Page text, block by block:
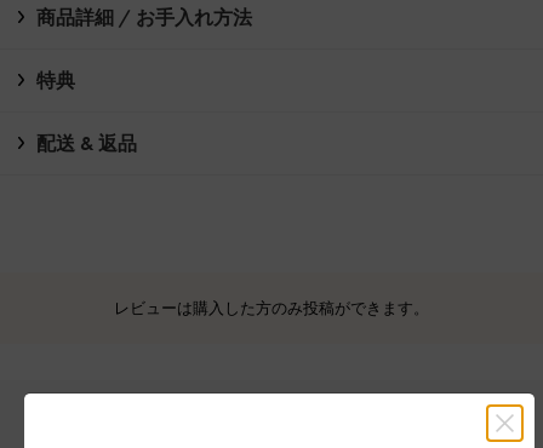
商品詳細 / お手入れ方法
特典
配送 & 返品
レビューは購入した方のみ投稿ができます。